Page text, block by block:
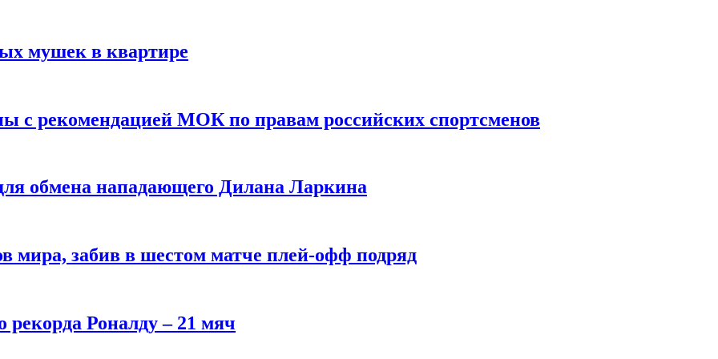
мушек в квартире
с рекомендацией МОК по правам российских спортсменов
обмена нападающего Дилана Ларкина
мира, забив в шестом матче плей‑офф подряд
рекорда Роналду – 21 мяч